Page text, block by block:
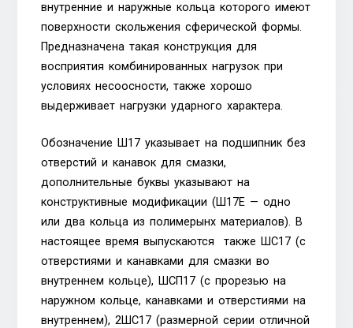
внутренние и наружные кольца которого имеют
поверхности скольжения сферической формы.
Предназначена такая конструкция для
восприятия комбинированных нагрузок при
условиях несоосности, также хорошо
выдерживает нагрузки ударного характера.
Обозначение Ш17 указывает на подшипник без
отверстий и канавок для смазки,
дополнительные буквы указывают на
конструктивные модификации (Ш17Е — одно
или два кольца из полимерынх материалов). В
настоящее время выпускаются также ШС17 (с
отверстиями и канавками для смазки во
внутреннем кольце), ШСП17 (с прорезью на
наружном кольце, канавками и отверстиями на
внутреннем), 2ШС17 (размерной серии отличной